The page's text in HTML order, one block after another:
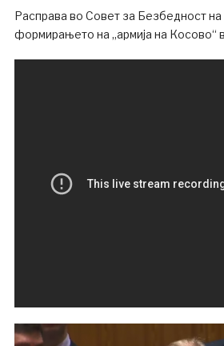
Расправа во Совет за Безбедност
формирањето на „армија на Косово“